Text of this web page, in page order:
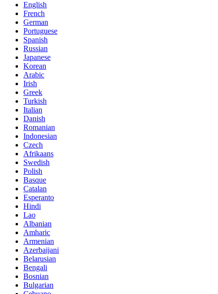
English
French
German
Portuguese
Spanish
Russian
Japanese
Korean
Arabic
Irish
Greek
Turkish
Italian
Danish
Romanian
Indonesian
Czech
Afrikaans
Swedish
Polish
Basque
Catalan
Esperanto
Hindi
Lao
Albanian
Amharic
Armenian
Azerbaijani
Belarusian
Bengali
Bosnian
Bulgarian